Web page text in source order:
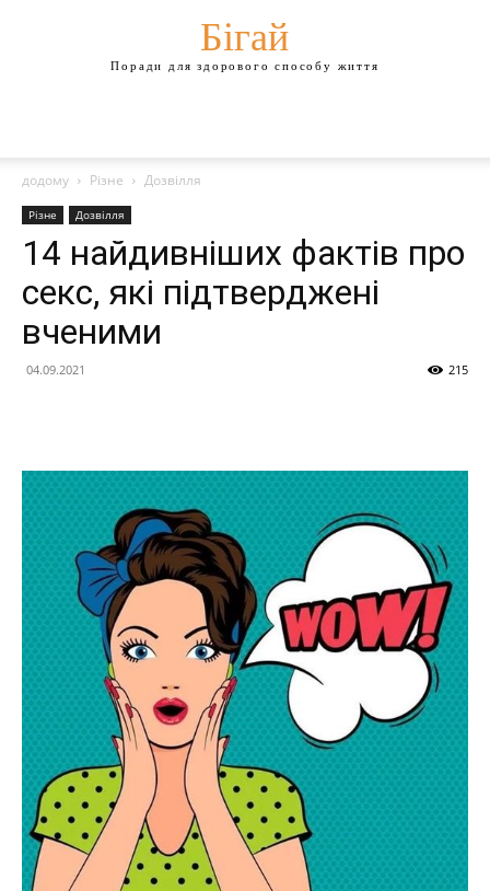
Бігай
Поради для здорового способу життя
додому Різне Дозвілля
Різне Дозвілля
14 найдивніших фактів про
секс, які підтверджені
вченими
04.09.2021 215